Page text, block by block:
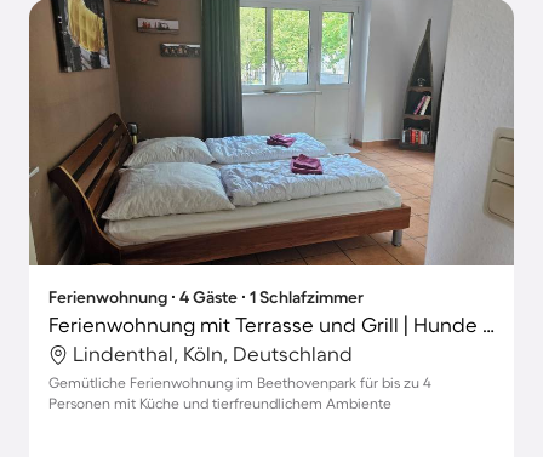
Ferienwohnung ∙ 4 Gäste ∙ 1 Schlafzimmer
Ferienwohnung mit Terrasse und Grill | Hunde erlaubt
Lindenthal, Köln, Deutschland
Gemütliche Ferienwohnung im Beethovenpark für bis zu 4
Personen mit Küche und tierfreundlichem Ambiente